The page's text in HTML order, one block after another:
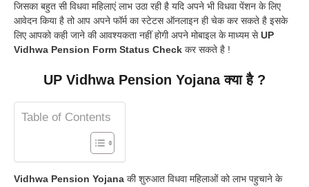
जिसका बहुत सी विधवा महिलाएं लाभ उठा रही है यदि अपने भी विधवा पेंशन के लिए
आवेदन किया है तो आप अपने फॉर्म का स्टेटस ऑनलाइन ही चेक कर सकते है इसके
लिए आपको कही जाने की आवश्यकता नहीं होगी अपने मोबाइल के माध्यम सेUP
Vidhwa Pension Form Status Check कर सकते है !
UP Vidhwa Pension Yojana क्या है ?
Table of Contents
Vidhwa Pension Yojana की शुरुआत विधवा महिलाओं को लाभ पहुचाने के